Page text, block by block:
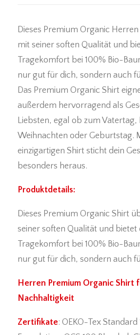
Dieses Premium Organic
mit seiner soften Qualität und
Tragekomfort bei 100% Bio-
nur gut für dich, sondern auch
Das Premium Organic Shirt
außerdem hervorragend als
Liebsten, egal ob zum
Weihnachten oder Geburtstag.
einzigartigen Shirt sticht dein
besonders heraus.
Produktdetails:
Dieses Premium Organic Shirt
seiner soften Qualität und
Tragekomfort bei 100% Bio-
nur gut für dich, sondern auch
Herren Premium Organic Shirt
Nachhaltigkeit
Zertifikate: OEKO-Tex